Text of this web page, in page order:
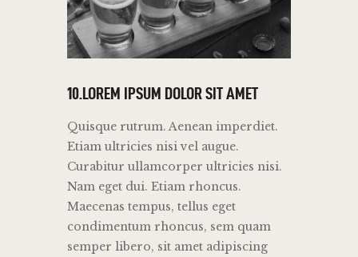
10.LOREM IPSUM DOLOR SIT AMET
Quisque rutrum. Aenean imperdiet.
Etiam ultricies nisi vel augue.
Curabitur ullamcorper ultricies nisi.
Nam eget dui. Etiam rhoncus.
Maecenas tempus, tellus eget
condimentum rhoncus, sem quam
semper libero, sit amet adipiscing